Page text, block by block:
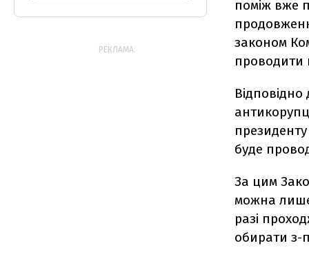
поміж вже
законом
проводити
буде
За цим
можна
разі
обирати з-
РЕКЛАМА: